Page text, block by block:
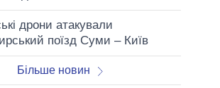
дрони атакували
поїзд Суми – Київ
Більше новин